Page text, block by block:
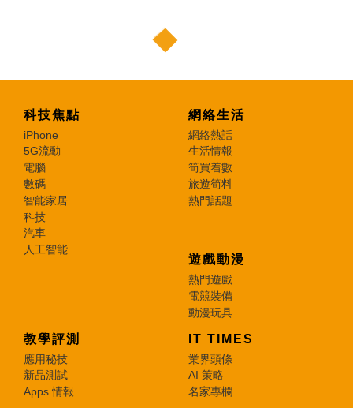
科技焦點
iPhone
5G流動
電腦
數碼
智能家居
科技
汽車
人工智能
網絡生活
網絡熱話
生活情報
筍買着數
旅遊筍料
熱門話題
遊戲動漫
熱門遊戲
電競裝備
動漫玩具
教學評測
應用秘技
新品測試
Apps 情報
IT TIMES
業界頭條
AI 策略
名家專欄